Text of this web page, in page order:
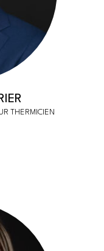
THERMICIEN